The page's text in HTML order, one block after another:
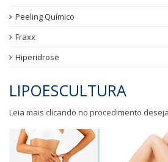
Peeling Químico
Fraxx
Hiperidrose
LIPOESCULTURA
Leia mais clicando no procedimento